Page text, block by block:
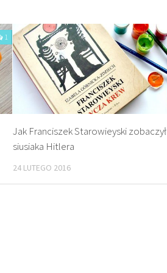
1
Jak Franciszek Starowieyski zobaczył
siusiaka Hitlera
24 LUTEGO 2016